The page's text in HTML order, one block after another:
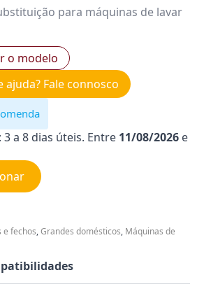
para máquinas de lavar
o modelo
ajuda? Fale connosco
a 8 dias úteis. Entre 11/08/2026 e
e fechos,Grandes domésticos, Máquinas de